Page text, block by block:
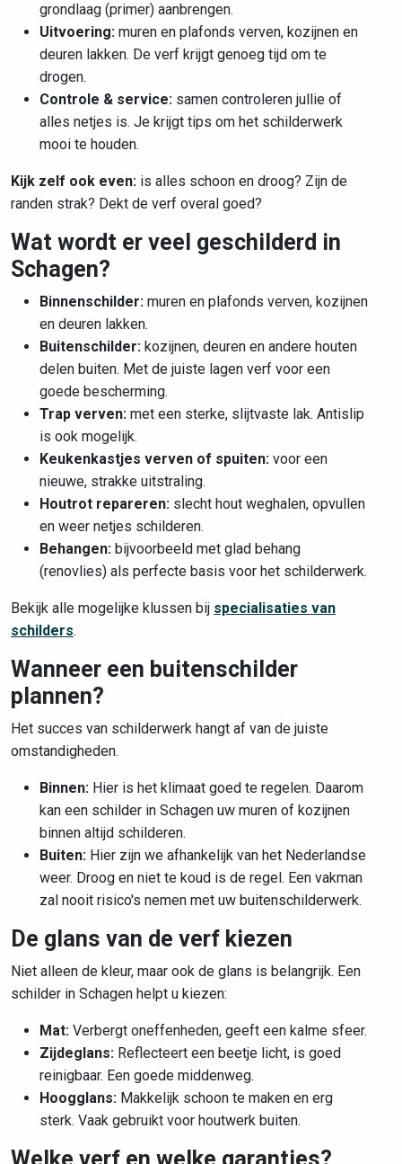
grondlaag (primer) aanbrengen.
Uitvoering: muren en plafonds verven, kozijnen en
deuren lakken. De verf krijgt genoeg tijd om te
drogen.
Controle & service: samen controleren jullie of
alles netjes is. Je krijgt tips om het schilderwerk
mooi te houden.
Kijk zelf ook even: is alles schoon en droog? Zijn de
randen strak? Dekt de verf overal goed?
Wat wordt er veel geschilderd in
Schagen?
Binnenschilder: muren en plafonds verven, kozijnen
en deuren lakken.
Buitenschilder: kozijnen, deuren en andere houten
delen buiten. Met de juiste lagen verf voor een
goede bescherming.
Trap verven: met een sterke, slijtvaste lak. Antislip
is ook mogelijk.
Keukenkastjes verven of spuiten: voor een
nieuwe, strakke uitstraling.
Houtrot repareren: slecht hout weghalen, opvullen
en weer netjes schilderen.
Behangen: bijvoorbeeld met glad behang
(renovlies) als perfecte basis voor het schilderwerk.
Bekijk alle mogelijke klussen bij specialisaties van
schilders.
Wanneer een buitenschilder
plannen?
Het succes van schilderwerk hangt af van de juiste
omstandigheden.
Binnen: Hier is het klimaat goed te regelen. Daarom
kan een schilder in Schagen uw muren of kozijnen
binnen altijd schilderen.
Buiten: Hier zijn we afhankelijk van het Nederlandse
weer. Droog en niet te koud is de regel. Een vakman
zal nooit risico's nemen met uw buitenschilderwerk.
De glans van de verf kiezen
Niet alleen de kleur, maar ook de glans is belangrijk. Een
schilder in Schagen helpt u kiezen:
Mat: Verbergt oneffenheden, geeft een kalme sfeer.
Zijdeglans: Reflecteert een beetje licht, is goed
reinigbaar. Een goede middenweg.
Hoogglans: Makkelijk schoon te maken en erg
sterk. Vaak gebruikt voor houtwerk buiten.